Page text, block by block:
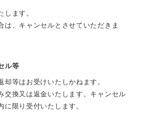
ます。
は、キャンセルとさせていただきま
ル等
等はお受けいたしかねます。
交換又は返金いたします。キャンセル
限り受付いたします。